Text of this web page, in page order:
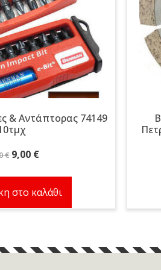
& Αντάπτορας 74149
€ Original
12,00 €.
9,00 €Η
είναι:
9,00 €.
στο καλάθι